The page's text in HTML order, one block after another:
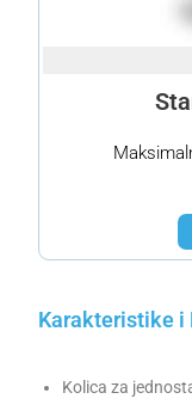
Karakteristike i
Kolica za